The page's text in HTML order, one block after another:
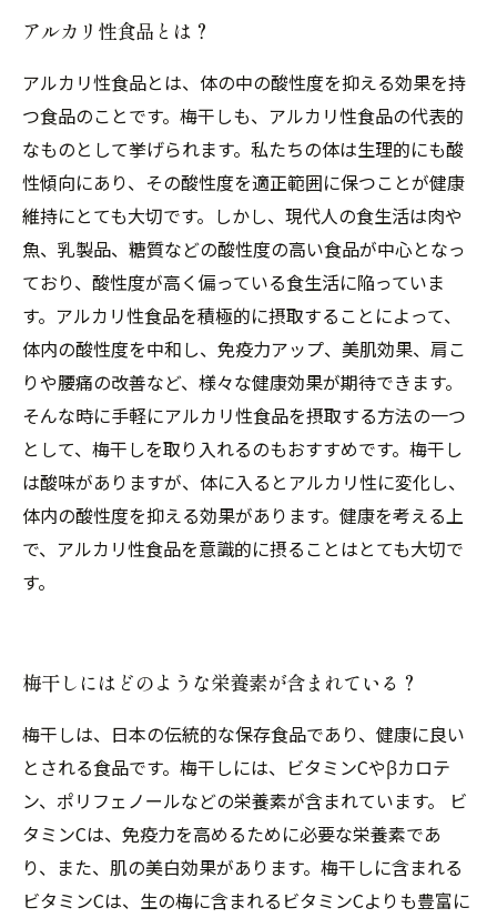
アルカリ性食品とは？
アルカリ性食品とは、体の中の酸性度を抑える効果を持
つ食品のことです。梅干しも、アルカリ性食品の代表的
なものとして挙げられます。私たちの体は生理的にも酸
性傾向にあり、その酸性度を適正範囲に保つことが健康
維持にとても大切です。しかし、現代人の食生活は肉や
魚、乳製品、糖質などの酸性度の高い食品が中心となっ
ており、酸性度が高く偏っている食生活に陥っていま
す。アルカリ性食品を積極的に摂取することによって、
体内の酸性度を中和し、免疫力アップ、美肌効果、肩こ
りや腰痛の改善など、様々な健康効果が期待できます。
そんな時に手軽にアルカリ性食品を摂取する方法の一つ
として、梅干しを取り入れるのもおすすめです。梅干し
は酸味がありますが、体に入るとアルカリ性に変化し、
体内の酸性度を抑える効果があります。健康を考える上
で、アルカリ性食品を意識的に摂ることはとても大切で
す。
梅干しにはどのような栄養素が含まれている？
梅干しは、日本の伝統的な保存食品であり、健康に良い
とされる食品です。梅干しには、ビタミンCやβカロテ
ン、ポリフェノールなどの栄養素が含まれています。 ビ
タミンCは、免疫力を高めるために必要な栄養素であ
り、また、肌の美白効果があります。梅干しに含まれる
ビタミンCは、生の梅に含まれるビタミンCよりも豊富に